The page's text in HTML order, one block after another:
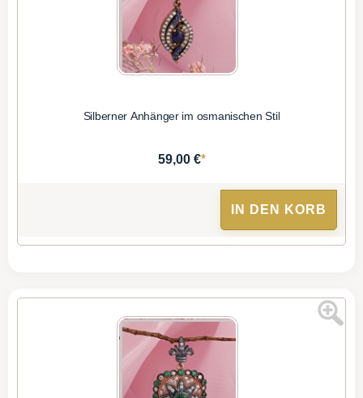
Silberner Anhänger im osmanischen Stil
59,00 €*
IN DEN KORB